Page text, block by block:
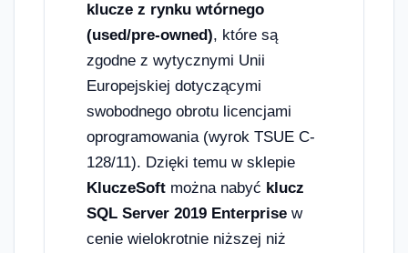
klucze z rynku wtórnego
(used/pre-owned), które są
zgodne z wytycznymi Unii
Europejskiej dotyczącymi
swobodnego obrotu licencjami
oprogramowania (wyrok TSUE C-
128/11). Dzięki temu w sklepie
KluczeSoft można nabyć klucz
SQL Server 2019 Enterprise w
cenie wielokrotnie niższej niż